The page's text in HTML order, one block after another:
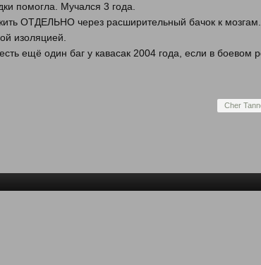
помогла. Мучался 3 года.
ОТДЕЛЬНО через расширительный бачок к
изоляцией.
ещё один баг у кавасак 2004 года, если в боевом
Cher